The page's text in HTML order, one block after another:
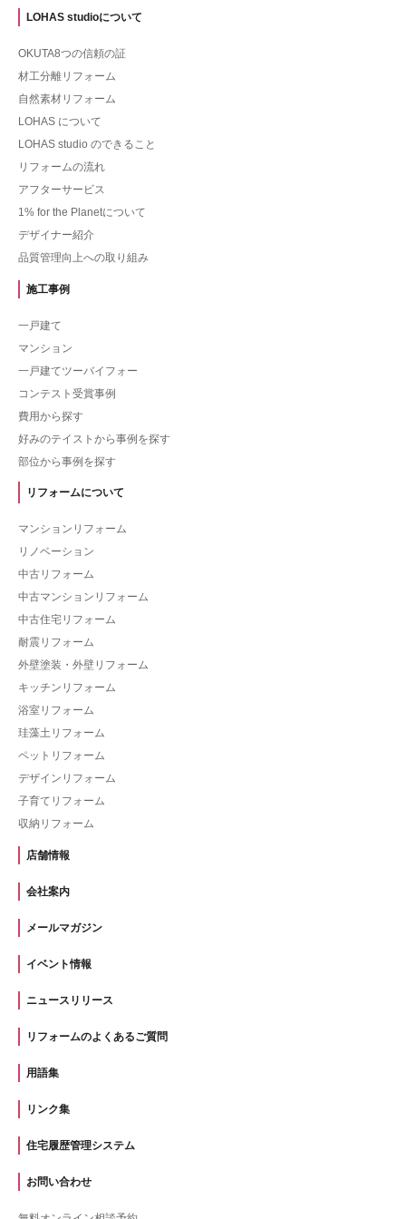
LOHAS studioについて
OKUTA8つの信頼の証
材工分離リフォーム
自然素材リフォーム
LOHAS について
LOHAS studio のできること
リフォームの流れ
アフターサービス
1% for the Planetについて
デザイナー紹介
品質管理向上への取り組み
施工事例
一戸建て
マンション
一戸建てツーバイフォー
コンテスト受賞事例
費用から探す
好みのテイストから事例を探す
部位から事例を探す
リフォームについて
マンションリフォーム
リノベーション
中古リフォーム
中古マンションリフォーム
中古住宅リフォーム
耐震リフォーム
外壁塗装・外壁リフォーム
キッチンリフォーム
浴室リフォーム
珪藻土リフォーム
ペットリフォーム
デザインリフォーム
子育てリフォーム
収納リフォーム
店舗情報
会社案内
メールマガジン
イベント情報
ニュースリリース
リフォームのよくあるご質問
用語集
リンク集
住宅履歴管理システム
お問い合わせ